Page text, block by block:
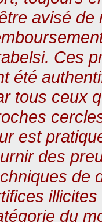
avisé
Ces
été
tous ceux
est
des
de
du